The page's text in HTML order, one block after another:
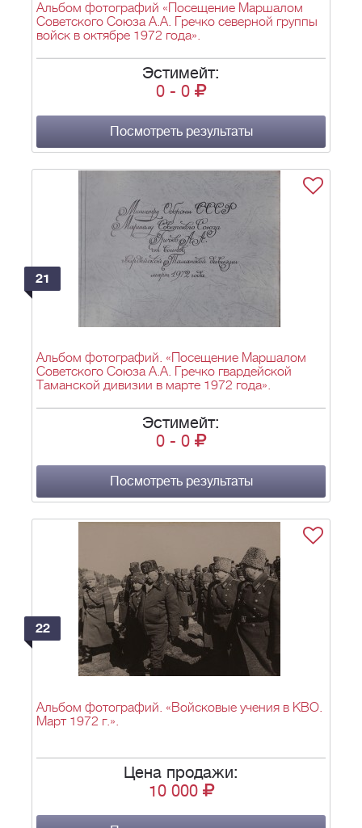
Альбом фотографий «Посещение Маршалом
Советского Союза А.А. Гречко северной группы
войск в октябре 1972 года».
Эстимейт:
0 - 0
Посмотреть результаты
21
Альбом фотографий. «Посещение Маршалом
Советского Союза А.А. Гречко гвардейской
Таманской дивизии в марте 1972 года».
Эстимейт:
0 - 0
Посмотреть результаты
22
Альбом фотографий. «Войсковые учения в КВО.
Март 1972 г.».
Цена продажи:
10 000